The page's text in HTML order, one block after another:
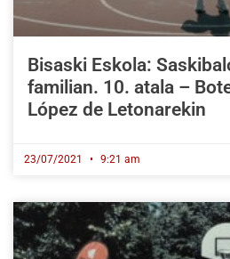
Bisaski Eskola:
familian. 10. atala –
López de Letonarekin
23/07/2021 9:21 am